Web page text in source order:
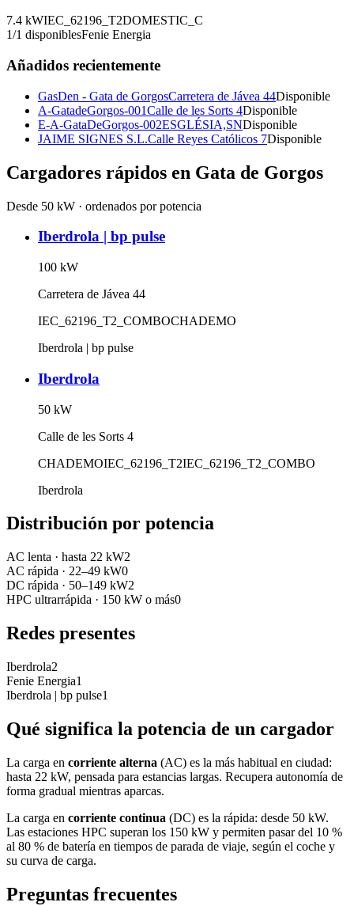
7.4 kWIEC_62196_T2DOMESTIC_C
1/1 disponiblesFenie Energia
Añadidos recientemente
GasDen - Gata de GorgosCarretera de Jávea 44Disponible
A-GatadeGorgos-001Calle de les Sorts 4Disponible
E-A-GataDeGorgos-002ESGLÉSIA,SNDisponible
JAIME SIGNES S.L.Calle Reyes Católicos 7Disponible
Cargadores rápidos en Gata de Gorgos
Desde 50 kW · ordenados por potencia
Iberdrola | bp pulse
100 kW
Carretera de Jávea 44
IEC_62196_T2_COMBOCHADEMO
Iberdrola | bp pulse
Iberdrola
50 kW
Calle de les Sorts 4
CHADEMOIEC_62196_T2IEC_62196_T2_COMBO
Iberdrola
Distribución por potencia
AC lenta · hasta 22 kW2
AC rápida · 22–49 kW0
DC rápida · 50–149 kW2
HPC ultrarrápida · 150 kW o más0
Redes presentes
Iberdrola2
Fenie Energia1
Iberdrola | bp pulse1
Qué significa la potencia de un cargador
La carga en corriente alterna (AC) es la más habitual en ciudad:
hasta 22 kW, pensada para estancias largas. Recupera autonomía de
forma gradual mientras aparcas.
La carga en corriente continua (DC) es la rápida: desde 50 kW.
Las estaciones HPC superan los 150 kW y permiten pasar del 10 %
al 80 % de batería en tiempos de parada de viaje, según el coche y
su curva de carga.
Preguntas frecuentes